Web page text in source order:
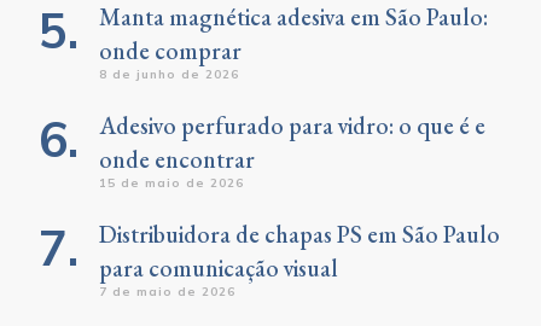
Manta magnética adesiva em São Paulo:
onde comprar
8 de junho de 2026
Adesivo perfurado para vidro: o que é e
onde encontrar
15 de maio de 2026
Distribuidora de chapas PS em São Paulo
para comunicação visual
7 de maio de 2026